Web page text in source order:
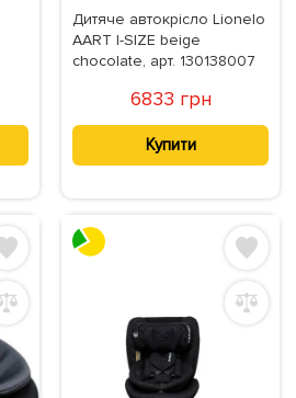
Дитяче автокрісло Lionelo
AART I-SIZE beige
chocolate, арт. 130138007
6833 грн
Купити